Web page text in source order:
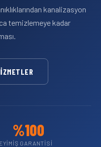
kanalizasyon
temizlemeye kadar
%100
İŞ GARANTISI